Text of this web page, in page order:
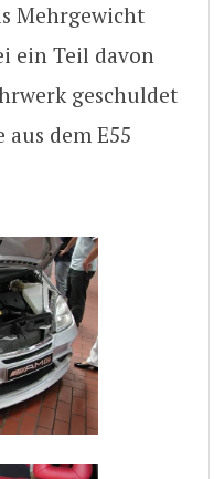
Mehrgewicht
ein Teil davon
geschuldet
dem E55